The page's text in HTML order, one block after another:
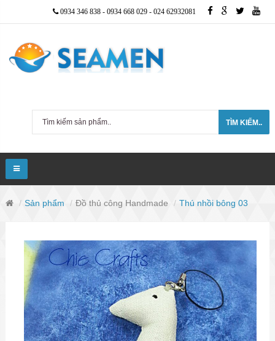
0934 346 838 - 0934 668 029 - 024 62932081
TÌM KIẾM..
Sản phẩm Đồ thủ công Handmade Thú nhồi bông 03